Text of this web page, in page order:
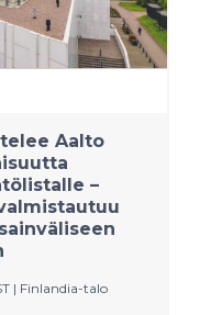
Aalto
–
| Finlandia-talo